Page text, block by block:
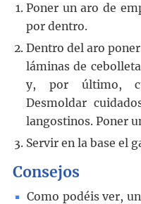
Poner un aro de
por dentro.
Dentro del aro
láminas de
y, por último,
Desmoldar
langostinos. Poner
Servir en la base el
Consejos
Como podéis ver,